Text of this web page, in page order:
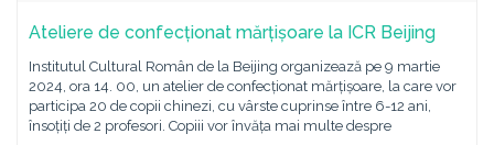
Ateliere de confecționat mărțișoare la ICR Beijing
Institutul Cultural Român de la Beijing organizează pe 9 martie
2024, ora 14. 00, un atelier de confecționat mărțișoare, la care vor
participa 20 de copii chinezi, cu vârste cuprinse între 6-12 ani,
însoțiți de 2 profesori. Copiii vor învăța mai multe despre